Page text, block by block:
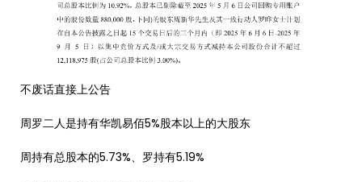
不废话直接上公告
周罗二人是持有华凯易佰5%股本以上的大股东
周持有总股本的5.73%、罗持有5.19%